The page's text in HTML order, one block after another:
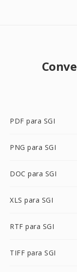
PDF para SGI
PNG para SGI
DOC para SGI
XLS para SGI
RTF para SGI
TIFF para SGI